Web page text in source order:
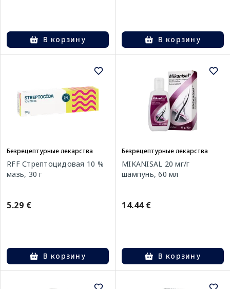
В корзину В корзину
Безрецептурные лекарства
RFF Стрептоцидовая 10 %
мазь, 30 г
5.29 €
В корзину
Безрецептурные лекарства
MIKANISAL 20 мг/г
шампунь, 60 мл
14.44 €
В корзину